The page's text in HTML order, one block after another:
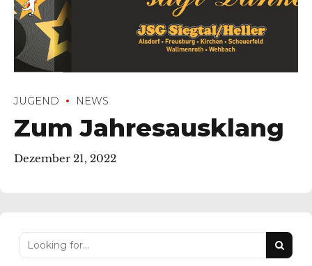
JUGEND NEWS
Zum Jahresausklang
Dezember 21, 2022